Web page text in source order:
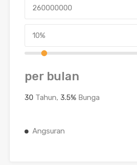
per bulan
30 Tahun, 3.5% Bunga
Angsuran